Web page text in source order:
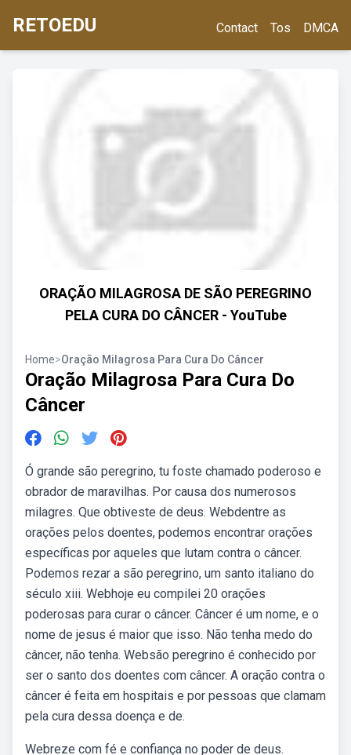
RETOEDU Contact Tos DMCA
ORAÇÃO MILAGROSA DE SÃO PEREGRINO
PELA CURA DO CÂNCER - YouTube
Home>Oração Milagrosa Para Cura Do Câncer
Oração Milagrosa Para Cura Do
Câncer
Ó grande são peregrino, tu foste chamado poderoso e
obrador de maravilhas. Por causa dos numerosos
milagres. Que obtiveste de deus. Webdentre as
orações pelos doentes, podemos encontrar orações
específicas por aqueles que lutam contra o câncer.
Podemos rezar a são peregrino, um santo italiano do
século xiii. Webhoje eu compilei 20 orações
poderosas para curar o câncer. Câncer é um nome, e o
nome de jesus é maior que isso. Não tenha medo do
câncer, não tenha. Websão peregrino é conhecido por
ser o santo dos doentes com câncer. A oração contra o
câncer é feita em hospitais e por pessoas que clamam
pela cura dessa doença e de.
Webreze com fé e confiança no poder de deus.